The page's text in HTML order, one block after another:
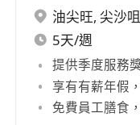
油尖旺, 尖沙咀
5天/週
提供季度服務
享有有薪年假
免費員工膳食